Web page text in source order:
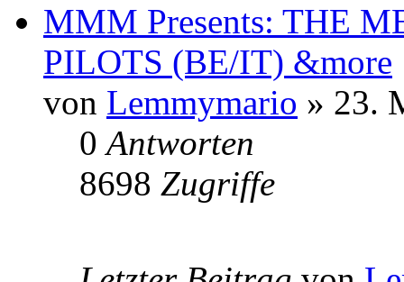
MMM Presents: THE
PILOTS (BE/IT) &more
von Lemmymario » 23.
0Antworten
8698 Zugriffe